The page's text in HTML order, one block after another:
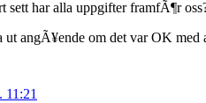
har alla uppgifter framfÃ¶r
angÃ¥ende om det var OK med
11:21